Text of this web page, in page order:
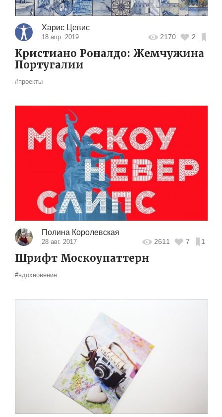
Харис Цевис
18 апр. 2019 2170 2
Кристиано Роналдо: Жемчужина
Португалии
#проекты
Полина Королевская
28 авг. 2017 2611 7 1
Шрифт Москоупаттерн
#вдохновение